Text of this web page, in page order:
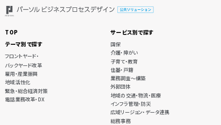
TOP
テーマ別で探す
フロントヤード・
バックヤード改革
雇用・産業振興
地域活性化
緊急・総合経済対策
電話業務改革・DX
サービス別で探す
国保
介護・障がい
子育て・教育
住基・戸籍
業務調査〜構築
外郭団体
地域の交通・物流・医療
インフラ管理・防災
広域リージョン・データ連携
総務事務